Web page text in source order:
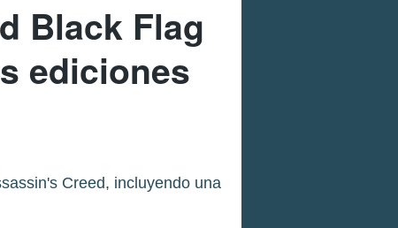
Black Flag
ediciones
Creed, incluyendo una